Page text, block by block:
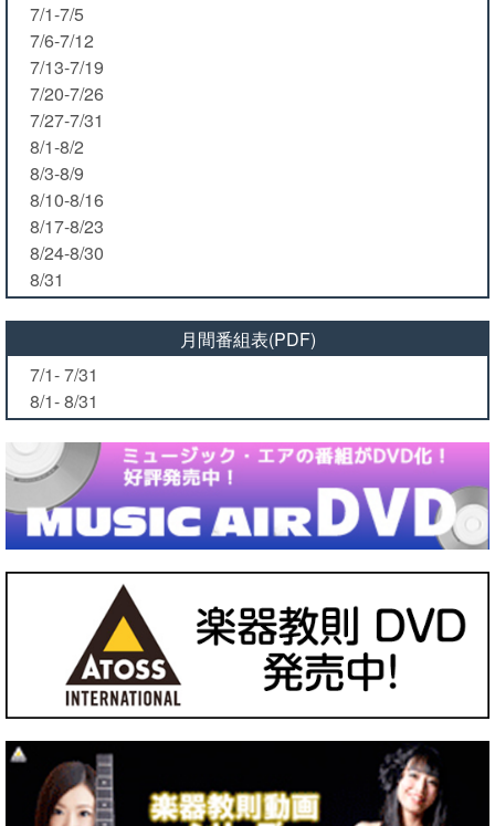
7/1-7/5
7/6-7/12
7/13-7/19
7/20-7/26
7/27-7/31
8/1-8/2
8/3-8/9
8/10-8/16
8/17-8/23
8/24-8/30
8/31
月間番組表(PDF)
7/1- 7/31
8/1- 8/31